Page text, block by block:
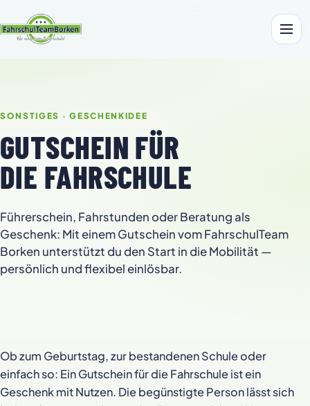
Inhalt
Menü
SONSTIGES · GESCHENKIDEE
GUTSCHEIN FÜR
DIE FAHRSCHULE
Führerschein, Fahrstunden oder Beratung als
Geschenk: Mit einem Gutschein vom FahrschulTeam
Borken unterstützt du den Start in die Mobilität —
persönlich und flexibel einlösbar.
Ob zum Geburtstag, zur bestandenen Schule oder
einfach so: Ein Gutschein für die Fahrschule ist ein
Geschenk mit Nutzen. Die begünstigte Person lässt sich